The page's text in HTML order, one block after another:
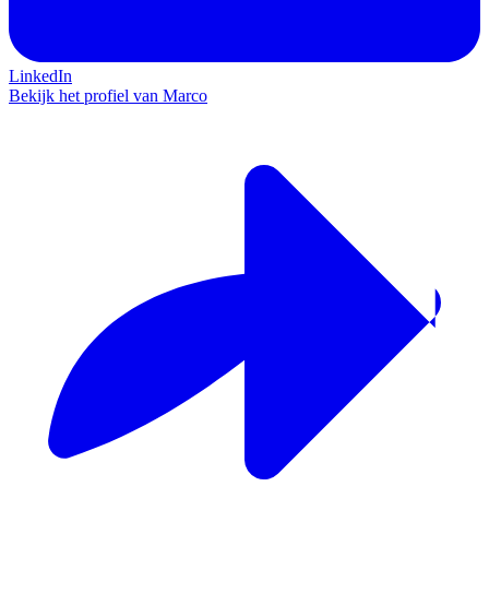
LinkedIn
Bekijk het profiel van Marco